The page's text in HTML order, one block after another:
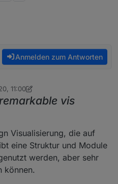
Anmelden zum Antworten
11:00
vis
Visualisierung, die auf
eine Struktur und Module
werden, aber sehr
können.